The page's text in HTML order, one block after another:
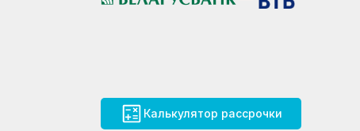
Калькулятор рассрочки